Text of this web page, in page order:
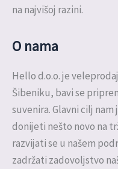
na najvišoj razini.
O nama
Hello d.o.o. je
Šibeniku, bavi se
suvenira. Glavni cilj
donijeti nešto novo na
razvijati se u našem
zadržati zadovoljstvo